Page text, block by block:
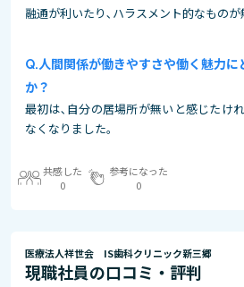
融通が利いたり､ハラスメント的なものが
人間関係が働きやすさや働く魅力に
か？
最初は､自分の居場所が無いと感じたけ
なくなりました。
共感した
0
参考になった
0
医療法人祥世会 IS歯科クリニック新三郷
現職社員の口コミ・評判